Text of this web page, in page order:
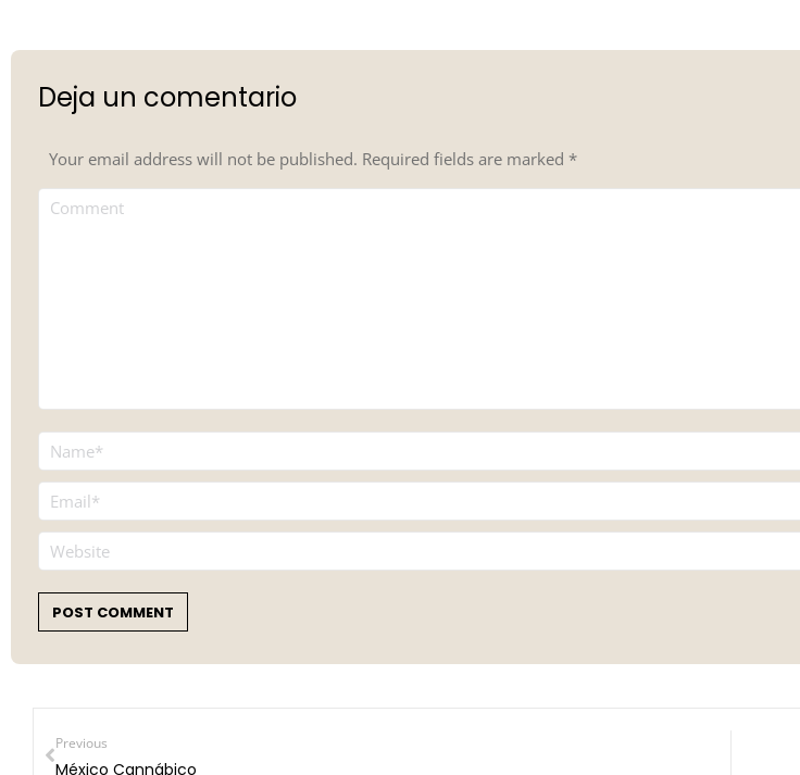
Deja un comentario
Your email address will not be published. Required fields are marked *
Comment
Name *
Email *
Website
POST COMMENT
Previous
México Cannábico